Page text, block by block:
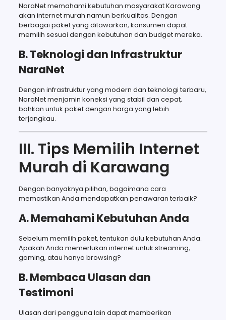
NaraNet memahami kebutuhan masyarakat Karawang
akan internet murah namun berkualitas. Dengan
berbagai paket yang ditawarkan, konsumen dapat
memilih sesuai dengan kebutuhan dan budget mereka.
B. Teknologi dan Infrastruktur
NaraNet
Dengan infrastruktur yang modern dan teknologi terbaru,
NaraNet menjamin koneksi yang stabil dan cepat,
bahkan untuk paket dengan harga yang lebih
terjangkau.
III. Tips Memilih Internet
Murah di Karawang
Dengan banyaknya pilihan, bagaimana cara
memastikan Anda mendapatkan penawaran terbaik?
A. Memahami Kebutuhan Anda
Sebelum memilih paket, tentukan dulu kebutuhan Anda.
Apakah Anda memerlukan internet untuk streaming,
gaming, atau hanya browsing?
B. Membaca Ulasan dan
Testimoni
Ulasan dari pengguna lain dapat memberikan